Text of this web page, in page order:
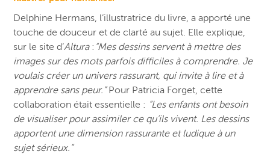
Delphine Hermans, l’illustratrice du livre, a apporté une
touche de douceur et de clarté au sujet. Elle explique,
sur le site d’Altura: “Mes dessins servent à mettre des
images sur des mots parfois difficiles à comprendre. Je
voulais créer un univers rassurant, qui invite à lire et à
apprendre sans peur.”Pour Patricia Forget, cette
collaboration était essentielle : “Les enfants ont besoin
de visualiser pour assimiler ce qu’ils vivent. Les dessins
apportent une dimension rassurante et ludique à un
sujet sérieux.”